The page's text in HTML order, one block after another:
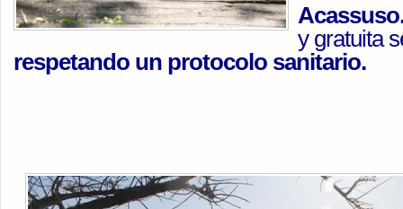
y gratuita
respetando un protocolo sanitario.